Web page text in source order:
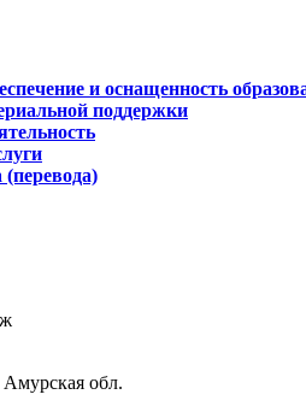
и оснащенность
поддержки
Амурская обл.